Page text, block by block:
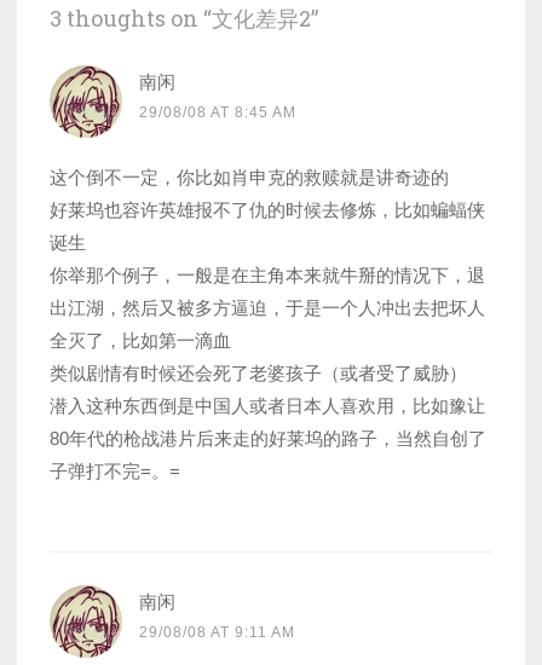
3 thoughts on “文化差异2”
南闲
29/08/08 AT 8:45 AM
这个倒不一定，你比如肖申克的救赎就是讲奇迹的
好莱坞也容许英雄报不了仇的时候去修炼，比如蝙蝠侠
诞生
你举那个例子，一般是在主角本来就牛掰的情况下，退
出江湖，然后又被多方逼迫，于是一个人冲出去把坏人
全灭了，比如第一滴血
类似剧情有时候还会死了老婆孩子（或者受了威胁）
潜入这种东西倒是中国人或者日本人喜欢用，比如豫让
80年代的枪战港片后来走的好莱坞的路子，当然自创了
子弹打不完=。=
南闲
29/08/08 AT 9:11 AM